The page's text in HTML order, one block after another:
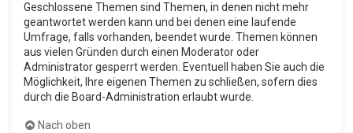
Geschlossene Themen sind Themen, in denen nicht mehr
geantwortet werden kann und bei denen eine laufende
Umfrage, falls vorhanden, beendet wurde. Themen können
aus vielen Gründen durch einen Moderator oder
Administrator gesperrt werden. Eventuell haben Sie auch die
Möglichkeit, Ihre eigenen Themen zu schließen, sofern dies
durch die Board-Administration erlaubt wurde.
Nach oben